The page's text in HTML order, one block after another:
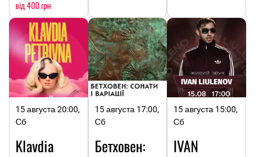
від 400 грн
15 августа 20:00,
Сб
Klavdia
15 августа 17:00,
Сб
Бетховен:
15 августа 15:00,
Сб
IVAN